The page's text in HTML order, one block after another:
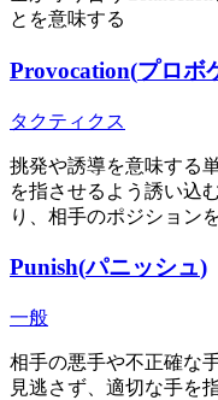
とを意味する
Provocation(プロボ
タクティクス
挑発や誘導を意味する
を指させるよう誘い込
り、相手のポジション
Punish(パニッシュ)
一般
相手の悪手や不正確な
見逃さず、適切な手を